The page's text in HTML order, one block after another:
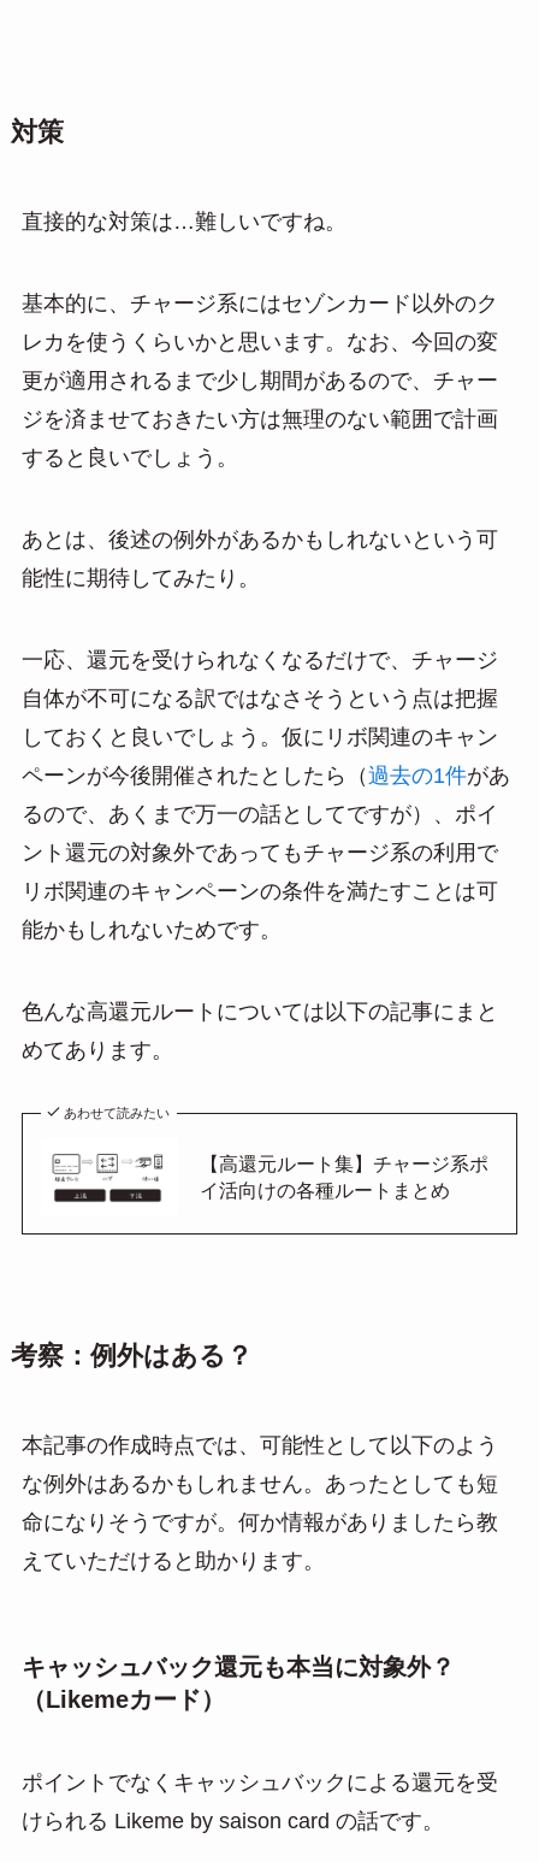
対策
直接的な対策は…難しいですね。
基本的に、チャージ系にはセゾンカード以外のク
レカを使うくらいかと思います。なお、今回の変
更が適用されるまで少し期間があるので、チャー
ジを済ませておきたい方は無理のない範囲で計画
すると良いでしょう。
あとは、後述の例外があるかもしれないという可
能性に期待してみたり。
一応、還元を受けられなくなるだけで、チャージ
自体が不可になる訳ではなさそうという点は把握
しておくと良いでしょう。仮にリボ関連のキャン
ペーンが今後開催されたとしたら（過去の1件があ
るので、あくまで万一の話としてですが）、ポイ
ント還元の対象外であってもチャージ系の利用で
リボ関連のキャンペーンの条件を満たすことは可
能かもしれないためです。
色んな高還元ルートについては以下の記事にまと
めてあります。
あわせて読みたい
【高還元ルート集】チャージ系ポ
イ活向けの各種ルートまとめ
考察：例外はある？
本記事の作成時点では、可能性として以下のよう
な例外はあるかもしれません。あったとしても短
命になりそうですが。何か情報がありましたら教
えていただけると助かります。
キャッシュバック還元も本当に対象外？
（Likemeカード）
ポイントでなくキャッシュバックによる還元を受
けられる Likeme by saison card の話です。